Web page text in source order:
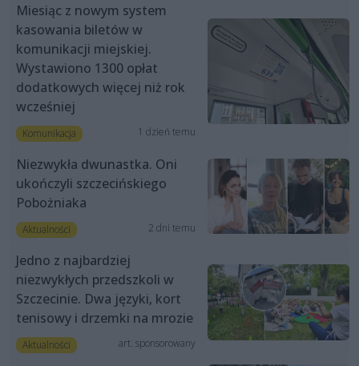
Miesiąc z nowym system
kasowania biletów w
komunikacji miejskiej.
Wystawiono 1300 opłat
dodatkowych więcej niż rok
wcześniej
Komunikacja 1 dzień temu
Niezwykła dwunastka. Oni
ukończyli szczecińskiego
Pobożniaka
Aktualności 2 dni temu
Jedno z najbardziej
niezwykłych przedszkoli w
Szczecinie. Dwa języki, kort
tenisowy i drzemki na mrozie
Aktualności art. sponsorowany